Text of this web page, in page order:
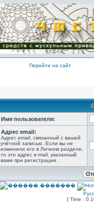
Перейти на сайт
Имя пользователя:
Адрес email:
Адрес email, связанный с вашей
учётной записью. Если вы не
изменили его в Личном разделе,
то это адрес e-mail, указанный
вами при регистрации.
[ Time :